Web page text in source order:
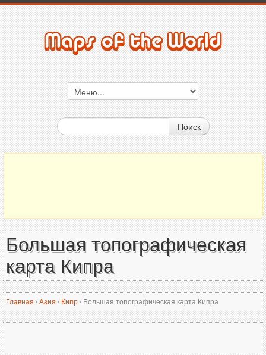
Поиск
Большая топографическая
карта Кипра
Главная /Азия / Кипр/Большая топографическая карта Кипра